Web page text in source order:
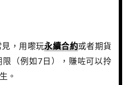
見，用嚟玩永續合約或者期貨
（例如7日），賺咗可以拎
。